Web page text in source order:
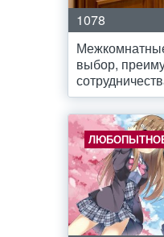
1078
выбор,